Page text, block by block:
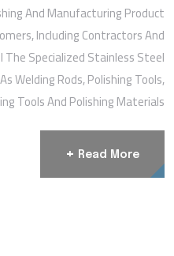
And Manufacturing Product
Including Contractors And
The Specialized Stainless Steel
Welding Rods, Polishing Tools,
Tools And Polishing Materials,…
Read More
+